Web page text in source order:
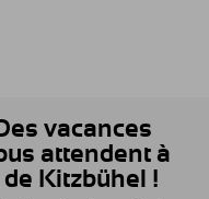
vacances
attendent à
Kitzbühel !